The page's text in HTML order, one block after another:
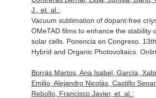
J., et. al.:
Vacuum sublimation of dopant-free
OMeTAD films to enhance the stability
solar cells. Ponencia en Congreso.
Hybrid and Organic Photovoltaics.
Borrás Martos, Ana Isabel, García,
Emilio, Alejandro Nicolás, Castillo
Rebollo, Francisco Javier, et. al.: